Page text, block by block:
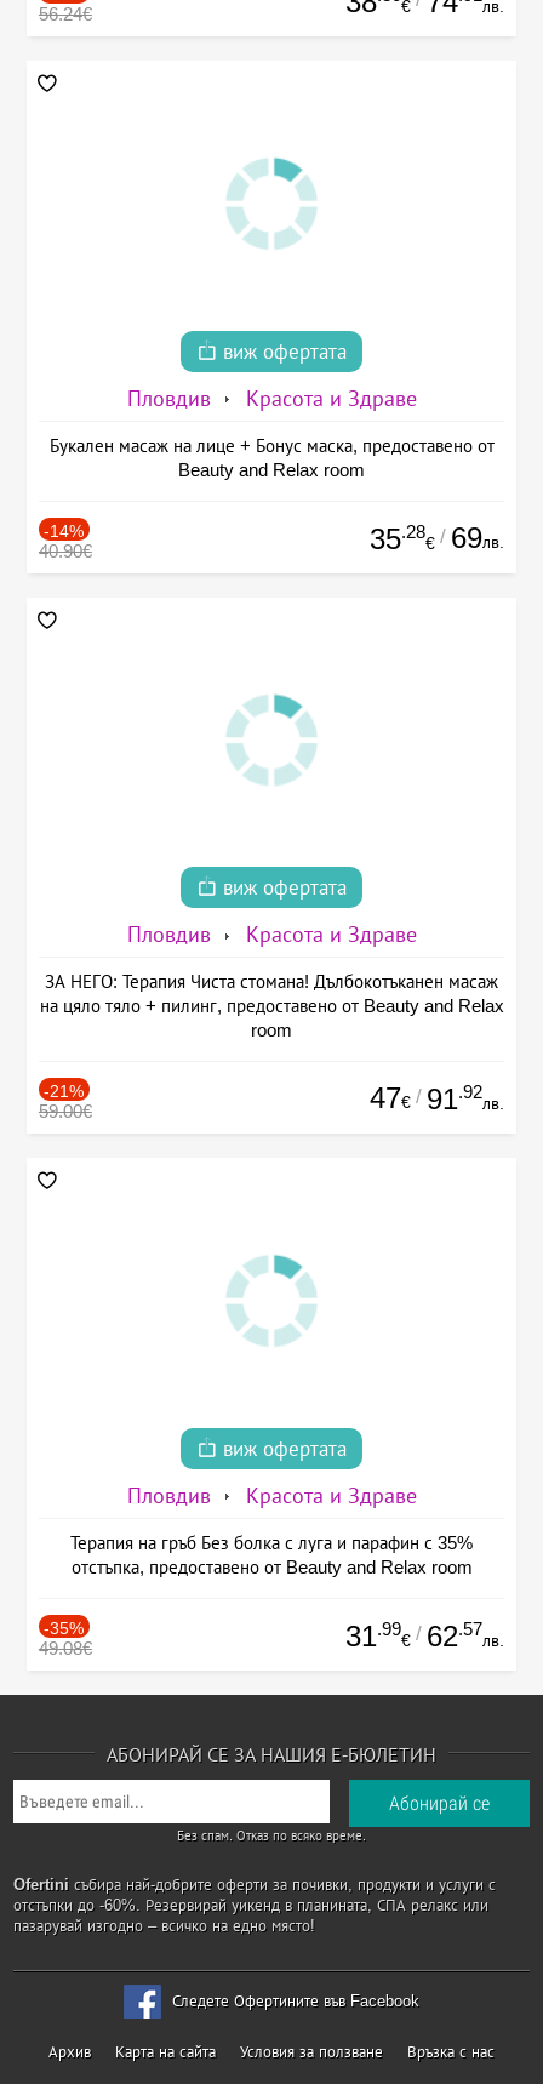
56.24€ € лв.
виж офертата
Пловдив Красота и Здраве
Букален масаж на лице + Бонус маска, предоставено от
Beauty and Relax room
-14%
40.90€ 35.28
€ / 69лв.
виж офертата
Пловдив Красота и Здраве
ЗА НЕГО: Терапия Чиста стомана! Дълбокотъканен масаж
на цяло тяло + пилинг, предоставено от Beauty and Relax
room
-21%
59.00€ 47€ / 91.92
лв.
виж офертата
Пловдив Красота и Здраве
Терапия на гръб Без болка с луга и парафин с 35%
отстъпка, предоставено от Beauty and Relax room
-35%
49.08€ 31.99
€ / 62.57
лв.
АБОНИРАЙ СЕ ЗА НАШИЯ Е-БЮЛЕТИН
Без спам. Отказ по всяко време.
Ofertini събира най-добрите оферти за почивки, продукти и услуги с
отстъпки до -60%. Резервирай уикенд в планината, СПА релакс или
пазарувай изгодно – всичко на едно място!
Следете Офертините във Facebook
Архив Карта на сайта Условия за ползване Връзка с нас